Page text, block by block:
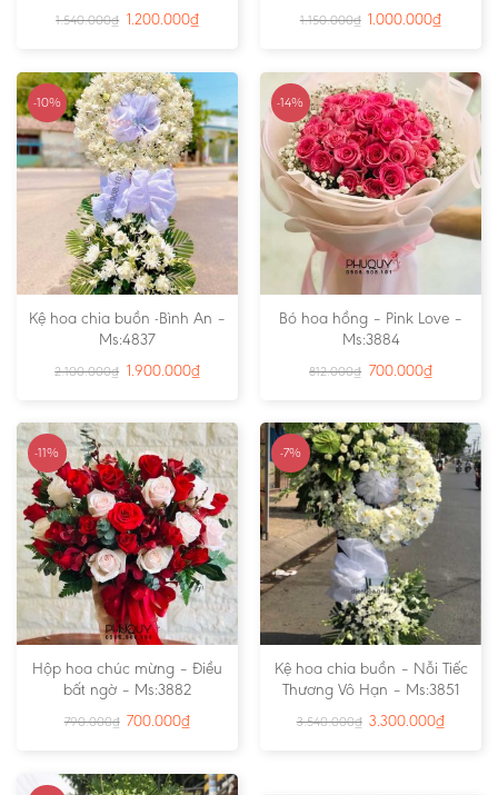
1.540.000₫ 1.200.000₫ 1.150.000₫ 1.000.000₫
-10%
Kệ hoa chia buồn -Bình An –
Ms:4837
2.100.000₫ 1.900.000₫
-14%
Bó hoa hồng – Pink Love –
Ms:3884
812.000₫ 700.000₫
-11%
Hộp hoa chúc mừng – Điều
bất ngờ – Ms:3882
790.000₫ 700.000₫
-7%
Kệ hoa chia buồn – Nỗi Tiếc
Thương Vô Hạn – Ms:3851
3.540.000₫ 3.300.000₫